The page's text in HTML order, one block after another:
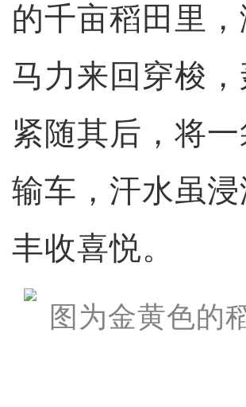
的千亩稻田里
马力来回穿梭
紧随其后，将
输车，汗水虽
丰收喜悦。